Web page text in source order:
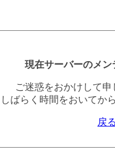
現在サーバーのメン
ご迷惑をおかけして申
しばらく時間をおいてか
戻る